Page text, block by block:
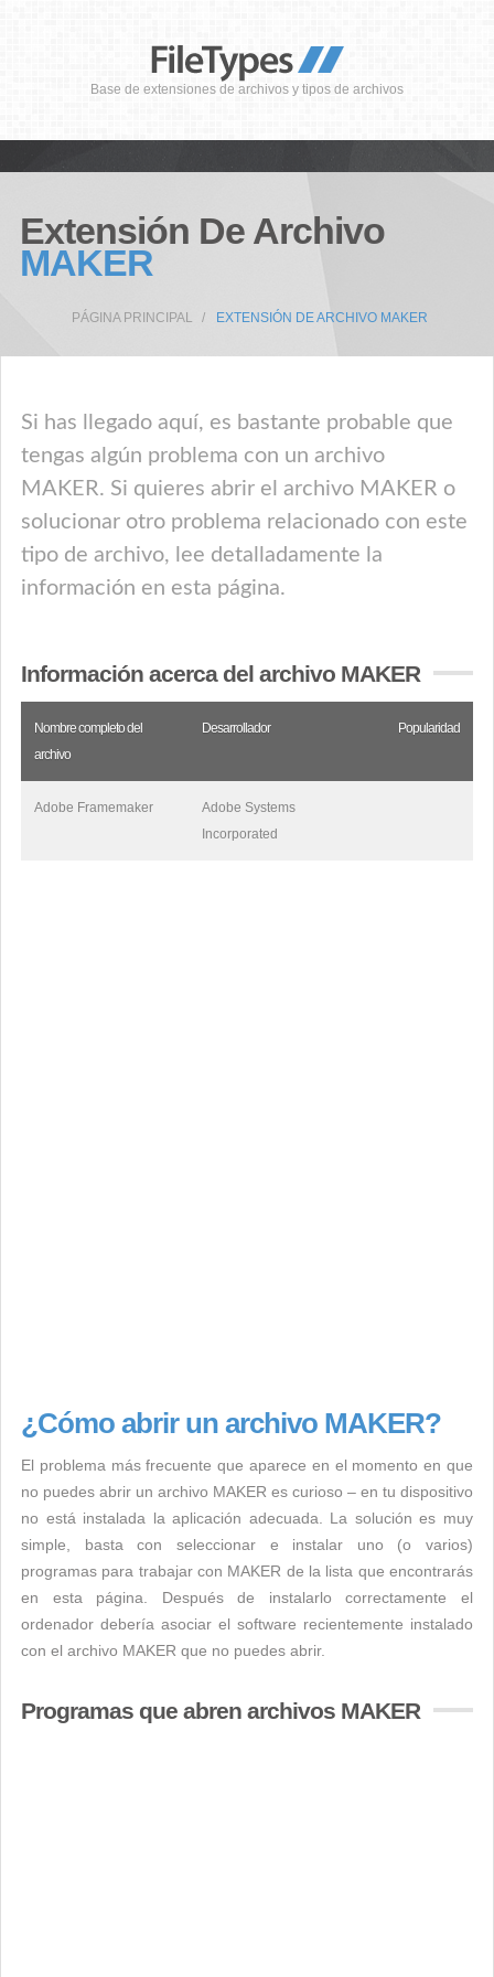
Base de extensiones de archivos y tipos de archivos
Extensión De Archivo
MAKER
PÁGINA PRINCIPAL EXTENSIÓN DE ARCHIVO MAKER
Si has llegado aquí, es bastante probable que
tengas algún problema con un archivo
MAKER. Si quieres abrir el archivo MAKER o
solucionar otro problema relacionado con este
tipo de archivo, lee detalladamente la
información en esta página.
Información acerca del archivo MAKER
Nombre completo del
archivo
Desarrollador Popularidad
Adobe Framemaker
Adobe Systems
Incorporated
¿Cómo abrir un archivo MAKER?
El problema más frecuente que aparece en el momento en que
no puedes abrir un archivo MAKER es curioso – en tu dispositivo
no está instalada la aplicación adecuada. La solución es muy
simple, basta con seleccionar e instalar uno (o varios)
programas para trabajar con MAKER de la lista que encontrarás
en esta página. Después de instalarlo correctamente el
ordenador debería asociar el software recientemente instalado
con el archivo MAKER que no puedes abrir.
Programas que abren archivos MAKER